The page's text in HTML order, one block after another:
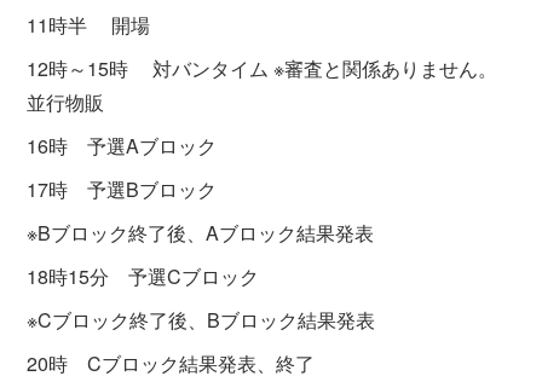
11時半 開場
12時～15時 対バンタイム ※審査と関係ありません。
並行物販
16時 予選Aブロック
17時 予選Bブロック
※Bブロック終了後、Aブロック結果発表
18時15分 予選Cブロック
※Cブロック終了後、Bブロック結果発表
20時 Cブロック結果発表、終了